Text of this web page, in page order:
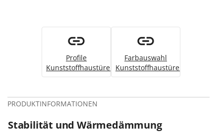
Profile
Kunststoffhaustüren
Farbauswahl
Kunststoffhaustüren
PRODUKTINFORMATIONEN
Stabilität und Wärmedämmung